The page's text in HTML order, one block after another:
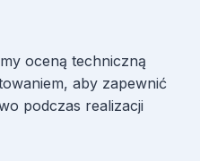
oceną techniczną
aby zapewnić
podczas realizacji